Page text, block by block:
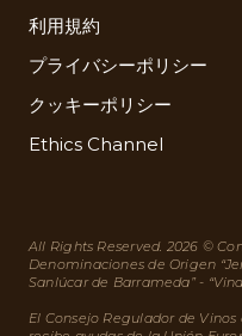
利用規約
プライバシーポリシー
クッキーポリシー
Ethics Channel
All Rights Reserved. 2026 ©
Denominaciones de Origen
Sanlúcar de Barrameda” -
El Consejo Regulador de